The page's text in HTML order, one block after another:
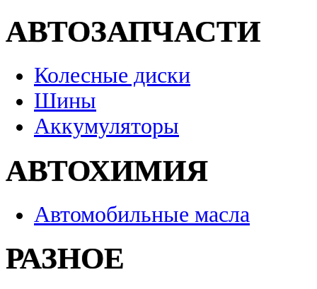
АВТОЗАПЧАСТИ
Колесные диски
Шины
Аккумуляторы
АВТОХИМИЯ
Автомобильные масла
РАЗНОЕ